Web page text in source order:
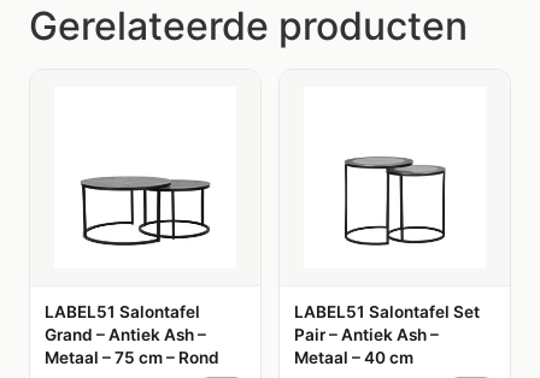
Gerelateerde producten
LABEL51 Salontafel
Grand – Antiek Ash –
Metaal – 75 cm – Rond
LABEL51 Salontafel Set
Pair – Antiek Ash –
Metaal – 40 cm